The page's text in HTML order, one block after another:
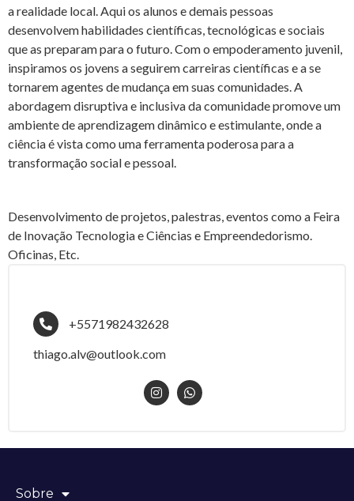
a realidade local. Aqui os alunos e demais pessoas
desenvolvem habilidades científicas, tecnológicas e sociais
que as preparam para o futuro. Com o empoderamento juvenil,
inspiramos os jovens a seguirem carreiras científicas e a se
tornarem agentes de mudança em suas comunidades. A
abordagem disruptiva e inclusiva da comunidade promove um
ambiente de aprendizagem dinâmico e estimulante, onde a
ciência é vista como uma ferramenta poderosa para a
transformação social e pessoal.
Desenvolvimento de projetos, palestras, eventos como a Feira
de Inovação Tecnologia e Ciências e Empreendedorismo.
Oficinas, Etc.
+5571982432628
thiago.alv@outlook.com
Sobre